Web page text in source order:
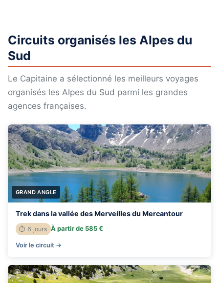
Circuits organisés les Alpes du
Sud
Le Capitaine a sélectionné les meilleurs voyages
organisés les Alpes du Sud parmi les grandes
agences françaises.
GRAND ANGLE
Trek dans la vallée des Merveilles du Mercantour
⏱ 6 jours À partir de 585 €
Voir le circuit →